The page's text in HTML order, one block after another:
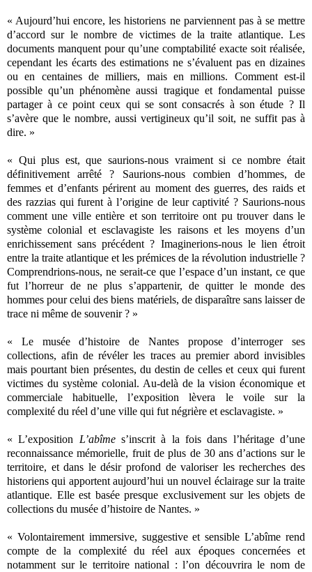
« Aujourd’hui encore, les historiens ne parviennent pas à se mettre
d’accord sur le nombre de victimes de la traite atlantique. Les
documents manquent pour qu’une comptabilité exacte soit réalisée,
cependant les écarts des estimations ne s’évaluent pas en dizaines
ou en centaines de milliers, mais en millions. Comment est-il
possible qu’un phénomène aussi tragique et fondamental puisse
partager à ce point ceux qui se sont consacrés à son étude ? Il
s’avère que le nombre, aussi vertigineux qu’il soit, ne suffit pas à
dire. »
« Qui plus est, que saurions-nous vraiment si ce nombre était
définitivement arrêté ? Saurions-nous combien d’hommes, de
femmes et d’enfants périrent au moment des guerres, des raids et
des razzias qui furent à l’origine de leur captivité ? Saurions-nous
comment une ville entière et son territoire ont pu trouver dans le
système colonial et esclavagiste les raisons et les moyens d’un
enrichissement sans précédent ? Imaginerions-nous le lien étroit
entre la traite atlantique et les prémices de la révolution industrielle ?
Comprendrions-nous, ne serait-ce que l’espace d’un instant, ce que
fut l’horreur de ne plus s’appartenir, de quitter le monde des
hommes pour celui des biens matériels, de disparaître sans laisser de
trace ni même de souvenir ? »
« Le musée d’histoire de Nantes propose d’interroger ses
collections, afin de révéler les traces au premier abord invisibles
mais pourtant bien présentes, du destin de celles et ceux qui furent
victimes du système colonial. Au-delà de la vision économique et
commerciale habituelle, l’exposition lèvera le voile sur la
complexité du réel d’une ville qui fut négrière et esclavagiste. »
« L’exposition L’abîmes’inscrit à la fois dans l’héritage d’une
reconnaissance mémorielle, fruit de plus de 30 ans d’actions sur le
territoire, et dans le désir profond de valoriser les recherches des
historiens qui apportent aujourd’hui un nouvel éclairage sur la traite
atlantique. Elle est basée presque exclusivement sur les objets de
collections du musée d’histoire de Nantes. »
« Volontairement immersive, suggestive et sensible L’abîme rend
compte de la complexité du réel aux époques concernées et
notamment sur le territoire national : l’on découvrira le nom de